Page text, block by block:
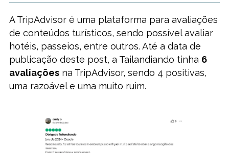
A TripAdvisor é uma plataforma para avaliações
de conteúdos turísticos, sendo possível avaliar
hotéis, passeios, entre outros. Até a data de
publicação deste post, a Tailandiando tinha 6
avaliaçõesna TripAdvisor, sendo 4 positivas,
uma razoável e uma muito ruim.